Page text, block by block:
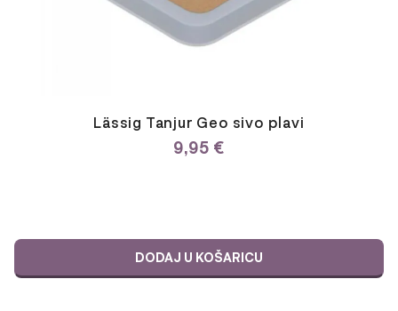
Lässig Tanjur Geo sivo plavi
9,95 €
DODAJ U KOŠARICU